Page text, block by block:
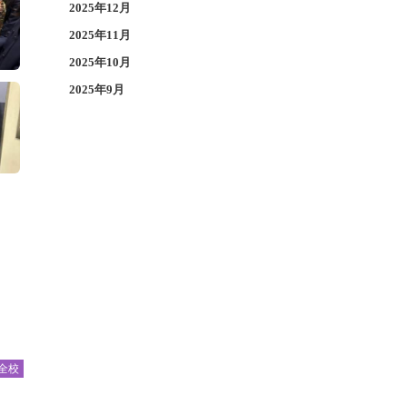
校
2025年12月
2025年11月
2025年10月
2025年9月